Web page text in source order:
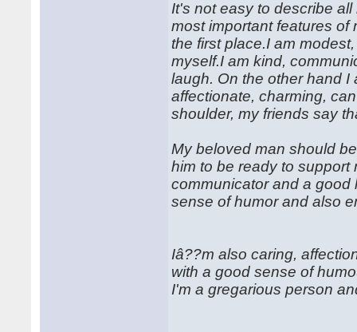
It's not easy to describe
most important features
the first place.I am
myself.I am kind,
laugh. On the other hand
affectionate, charming,
shoulder, my friends say
My beloved man should
him to be ready to support
communicator and a good
sense of humor and also
Iâ??m also caring,
with a good sense of
I'm a gregarious person